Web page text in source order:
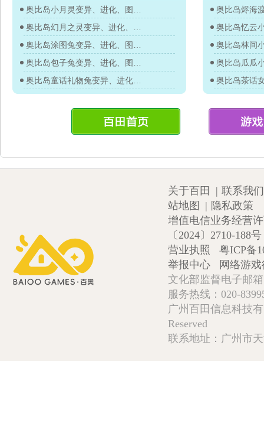
奥比岛烬海
奥比岛忆云
奥比岛林间
奥比岛瓜瓜
奥比岛茶话
关于百田 | 联系我们
站地图
| 隐私政策
增值电信业务经营
〔2024〕2710-188号
营业执照
粤ICP备
举报中心
网络游
文化部监督电子邮
服务热线：020-
广州百田信息科技
Reserved
联系地址：广州市